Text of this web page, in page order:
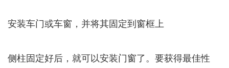
安装车门或车窗，并将其固定到窗框上
侧柱固定好后，就可以安装门窗了。要获得最佳性